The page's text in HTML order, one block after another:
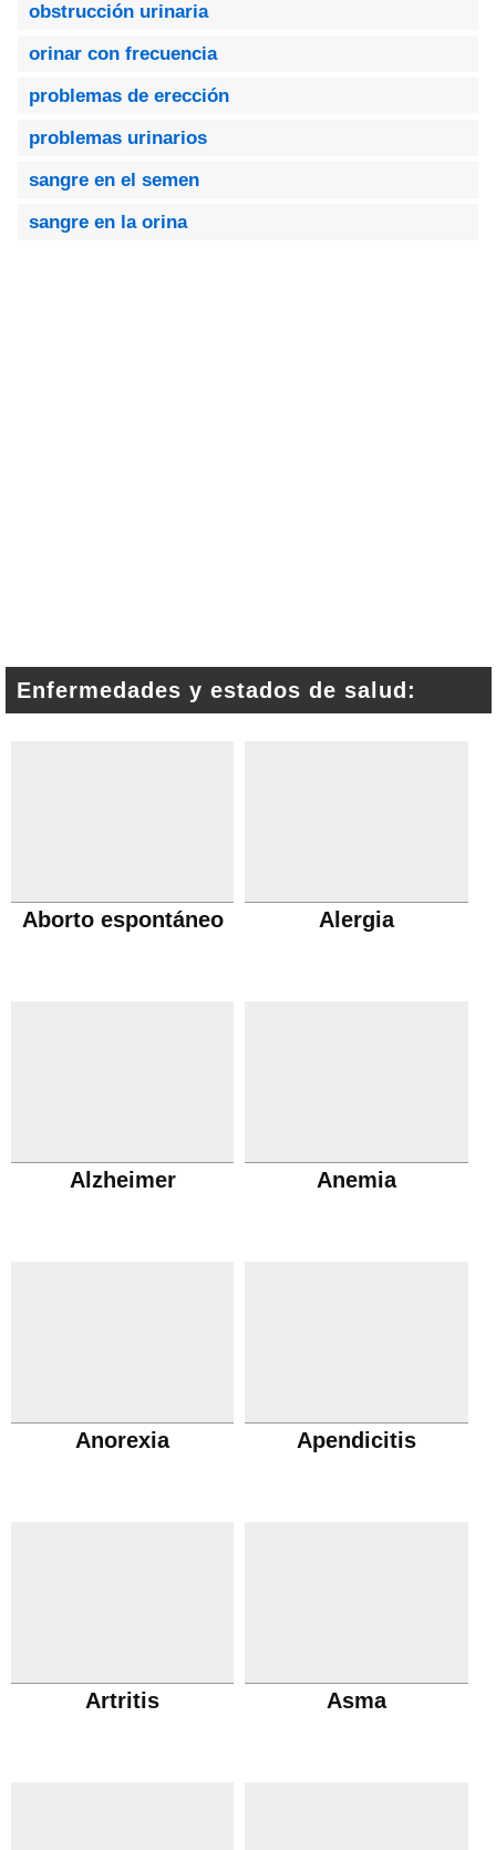
obstrucción urinaria
orinar con frecuencia
problemas de erección
problemas urinarios
sangre en el semen
sangre en la orina
Enfermedades y estados de salud:
Aborto espontáneo Alergia
Alzheimer Anemia
Anorexia Apendicitis
Artritis Asma